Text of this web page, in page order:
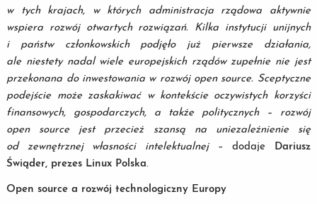
w tych krajach, w których administracja rządowa aktywnie
wspiera rozwój otwartych rozwiązań. Kilka instytucji unijnych
i państw członkowskich podjęło już pierwsze działania,
ale niestety nadal wiele europejskich rządów zupełnie nie jest
przekonana do inwestowania w rozwój open source. Sceptyczne
podejście może zaskakiwać w kontekście oczywistych korzyści
finansowych, gospodarczych, a także politycznych – rozwój
open source jest przecież szansą na uniezależnienie się
od zewnętrznej własności intelektualnej – dodaje
Dariusz
Świąder, prezes Linux Polska.
Open source a rozwój technologiczny Europy